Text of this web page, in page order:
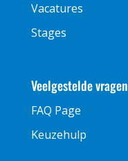
Vacatures
Stages
Veelgestelde vragen
FAQ Page
Keuzehulp